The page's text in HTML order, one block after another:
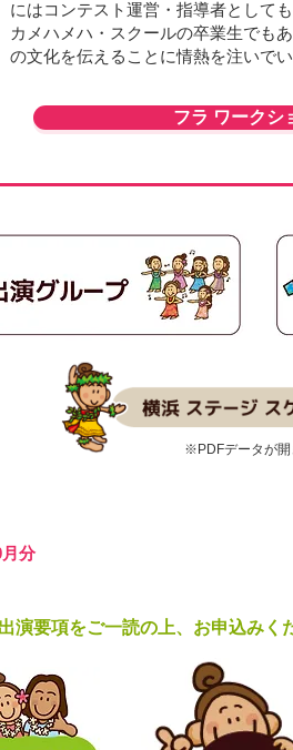
にはコンテスト運営・指導者として
カメハメハ・スクールの卒業生でも
の文化を伝えることに情熱を注いでい
フラ ワークシ
​※PDFデータが開
分
演要項をご一読の上、お申込みく